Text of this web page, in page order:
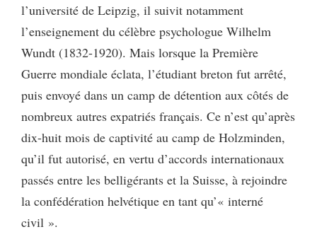
l’université de Leipzig, il suivit notamment
l’enseignement du célèbre psychologue Wilhelm
Wundt (1832-1920). Mais lorsque la Première
Guerre mondiale éclata, l’étudiant breton fut arrêté,
puis envoyé dans un camp de détention aux côtés de
nombreux autres expatriés français. Ce n’est qu’après
dix-huit mois de captivité au camp de Holzminden,
qu’il fut autorisé, en vertu d’accords internationaux
passés entre les belligérants et la Suisse, à rejoindre
la confédération helvétique en tant qu’« interné
civil ».